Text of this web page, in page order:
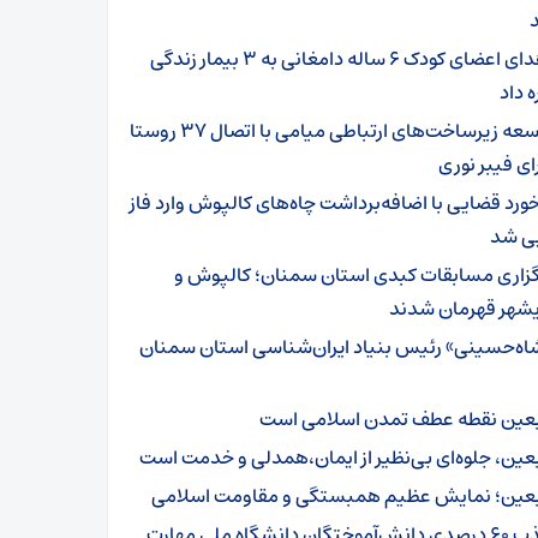
اهدای اعضای کودک ۶ ساله دامغانی به ۳ بیمار زندگی
داد
توسعه زیرساخت‌های ارتباطی میامی با اتصال ۳۷ روستا
فیبر نوری
قضایی با اضافه‌برداشت چاه‌های کالپوش وارد فاز
شد
مسابقات کبدی استان سمنان؛ کالپوش و
قهرمان شدند
رئیس بنیاد ایران‌شناسی استان سمنان
نقطه عطف تمدن اسلامی است
جلوه‌ای بی‌نظیر از ایمان،همدلی و خدمت است
نمایش عظیم همبستگی و مقاومت اسلامی